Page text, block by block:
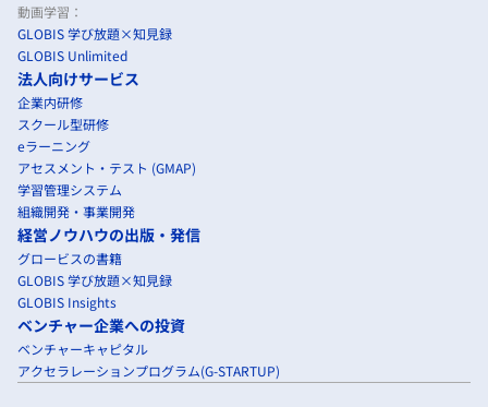
動画学習：
GLOBIS 学び放題×知見録
GLOBIS Unlimited
法人向けサービス
企業内研修
スクール型研修
eラーニング
アセスメント・テスト (GMAP)
学習管理システム
組織開発・事業開発
経営ノウハウの出版・発信
グロービスの書籍
GLOBIS 学び放題×知見録
GLOBIS Insights
ベンチャー企業への投資
ベンチャーキャピタル
アクセラレーションプログラム(G-STARTUP)